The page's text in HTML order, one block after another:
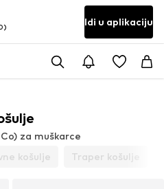
Idi u aplikaciju
za muškarce
košulje Traper košulje